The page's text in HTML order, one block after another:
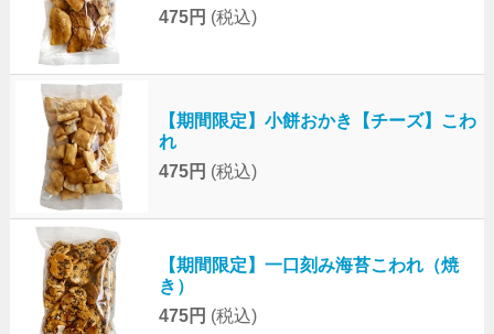
475円 (税込)
【期間限定】小餅おかき【チーズ】こわ
れ
475円 (税込)
【期間限定】一口刻み海苔こわれ（焼
き）
475円 (税込)